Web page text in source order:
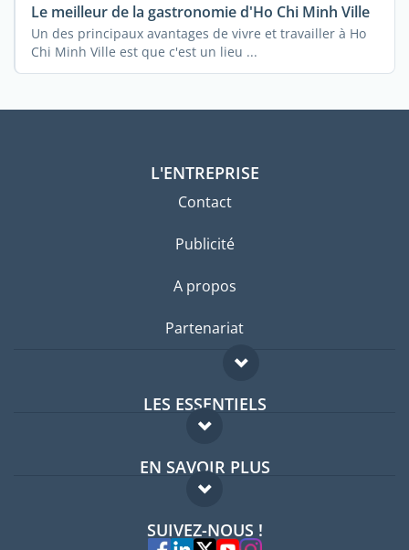
Le meilleur de la gastronomie d'Ho Chi Minh Ville
Un des principaux avantages de vivre et travailler à Ho
Chi Minh Ville est que c'est un lieu ...
L'ENTREPRISE
Contact
Publicité
A propos
Partenariat
LES ESSENTIELS
Forum expatriés
Guides pays
EN SAVOIR PLUS
FAQ
Experts
SUIVEZ-NOUS !